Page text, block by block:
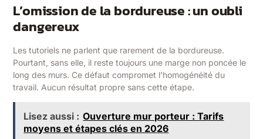
L’omission de la bordureuse : un oubli
dangereux
Les tutoriels ne parlent que rarement de la bordureuse.
Pourtant, sans elle, il reste toujours une marge non poncée le
long des murs. Ce défaut compromet l’homogénéité du
travail. Aucun résultat propre sans cette étape.
Lisez aussi : Ouverture mur porteur : Tarifs
moyens et étapes clés en 2026